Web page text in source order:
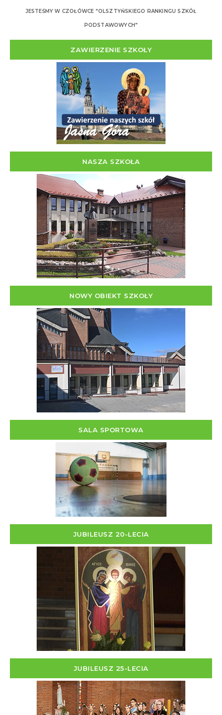
JESTEŚMY W CZOŁÓWCE "OLSZTYŃSKIEGO RANKINGU SZKÓŁ
PODSTAWOWYCH"
ZAWIERZENIE SZKOŁY
NASZA SZKOŁA
NOWY OBIEKT SZKOŁY
SALA SPORTOWA
JUBILEUSZ 20-LECIA
JUBILEUSZ 25-LECIA